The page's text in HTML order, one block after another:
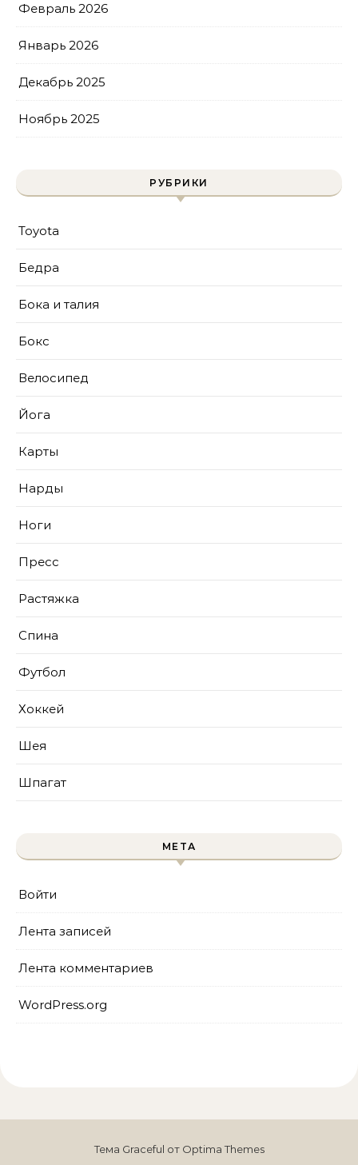
Февраль 2026
Январь 2026
Декабрь 2025
Ноябрь 2025
РУБРИКИ
Toyota
Бедра
Бока и талия
Бокс
Велосипед
Йога
Карты
Нарды
Ноги
Пресс
Растяжка
Спина
Футбол
Хоккей
Шея
Шпагат
МЕТА
Войти
Лента записей
Лента комментариев
WordPress.org
Тема Graceful от Optima Themes